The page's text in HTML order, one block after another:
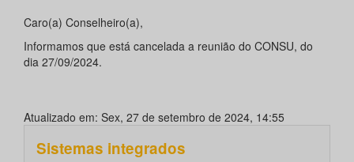
Caro(a) Conselheiro(a),
Informamos que está cancelada a reunião do CONSU, do
dia 27/09/2024.
Atualizado em: Sex, 27 de setembro de 2024, 14:55
Sistemas integrados